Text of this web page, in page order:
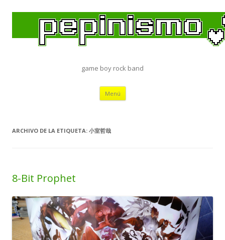
game boy rock band
Menú Saltar
contenido
ARCHIVO DE LA ETIQUETA: 小室哲哉
8-Bit Prophet